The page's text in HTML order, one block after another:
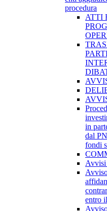
procedura
ATTI
in
dal
fondi
Avvisi
entro